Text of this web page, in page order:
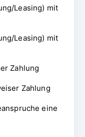
Leasing) mit
Leasing) mit
Zahlung
Zahlung
eine